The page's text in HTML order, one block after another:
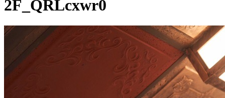
2F_QRLcxwr0